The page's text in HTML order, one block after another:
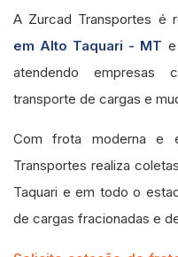
A Zurcad Transportes é
em Alto Taquari - MT
atendendo empresas
transporte de cargas e
Com frota moderna e
Transportes realiza
Taquari e em todo o
de cargas fracionadas e